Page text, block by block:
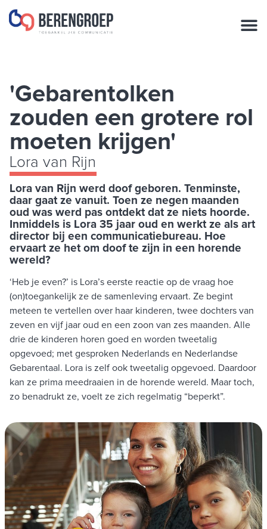
de
inhoud
'Gebarentolken
zouden een grotere rol
moeten krijgen'
Lora van Rijn
Lora van Rijn werd doof geboren. Tenminste,
daar gaat ze vanuit. Toen ze negen maanden
oud was werd pas ontdekt dat ze niets hoorde.
Inmiddels is Lora 35 jaar oud en werkt ze als art
director bij een communicatiebureau. Hoe
ervaart ze het om doof te zijn in een horende
wereld?
‘Heb je even?’ is Lora’s eerste reactie op de vraag hoe
(on)toegankelijk ze de samenleving ervaart. Ze begint
meteen te vertellen over haar kinderen, twee dochters van
zeven en vijf jaar oud en een zoon van zes maanden. Alle
drie de kinderen horen goed en worden tweetalig
opgevoed; met gesproken Nederlands en Nederlandse
Gebarentaal. Lora is zelf ook tweetalig opgevoed. Daardoor
kan ze prima meedraaien in de horende wereld. Maar toch,
zo benadrukt ze, voelt ze zich regelmatig “beperkt”.